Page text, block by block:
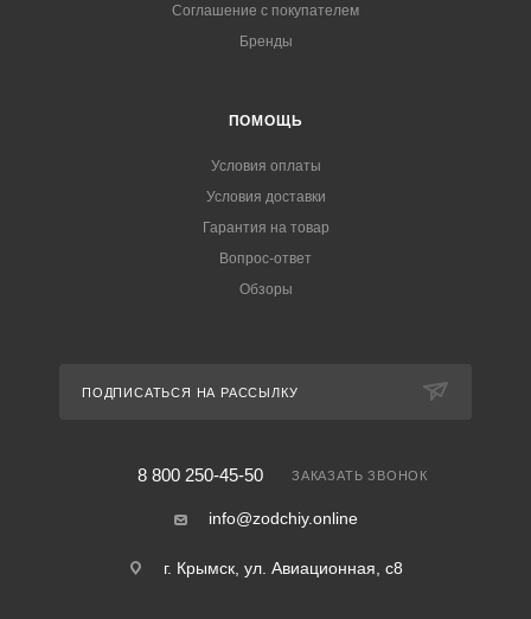
Соглашение с покупателем
Бренды
ПОМОЩЬ
Условия оплаты
Условия доставки
Гарантия на товар
Вопрос-ответ
Обзоры
ПОДПИСАТЬСЯ НА РАССЫЛКУ
8 800 250-45-50 ЗАКАЗАТЬ ЗВОНОК
info@zodchiy.online
г. Крымск, ул. Авиационная, с8